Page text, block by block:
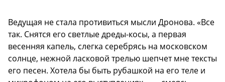
Ведущая не стала противиться мысли Дронова. «Все
так. Снятся его светлые дреды-косы, а первая
весенняя капель, слегка серебрясь на московском
солнце, нежной ласковой трелью шепчет мне тексты
его песен. Хотела бы быть рубашкой на его теле и